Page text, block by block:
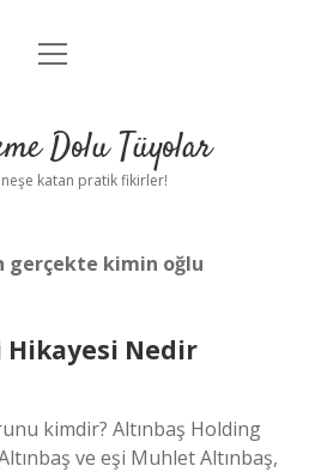
Anasayfa
Yasal Uyarı
menüyü
Dolu Tüyolar
neşe katan pratik fikirler!
gerçekte kimin oğlu
Hikayesi Nedir
kimdir? Altınbaş Holding
ve eşi Muhlet Altınbaş,